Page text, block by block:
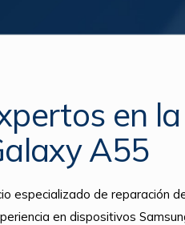
en
A55
especializado de reparación
en dispositivos